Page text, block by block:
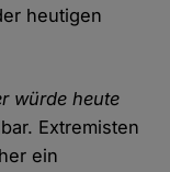
heutigen
würde heute
Extremisten
ein